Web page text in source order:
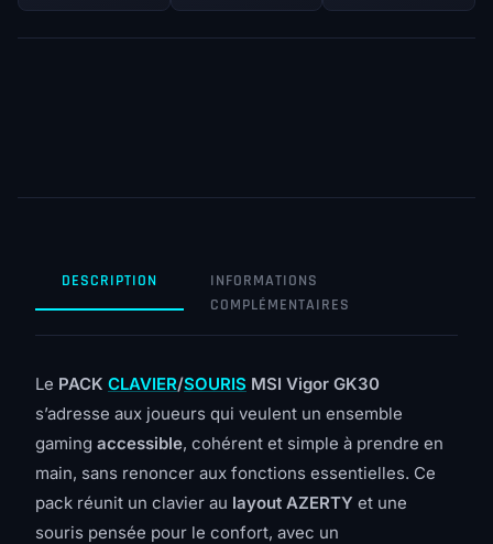
DESCRIPTION
INFORMATIONS
COMPLÉMENTAIRES
Le PACK CLAVIER/SOURIS MSI Vigor GK30
s’adresse aux joueurs qui veulent un ensemble
gaming accessible, cohérent et simple à prendre en
main, sans renoncer aux fonctions essentielles. Ce
pack réunit un clavier au layout AZERTY et une
souris pensée pour le confort, avec un